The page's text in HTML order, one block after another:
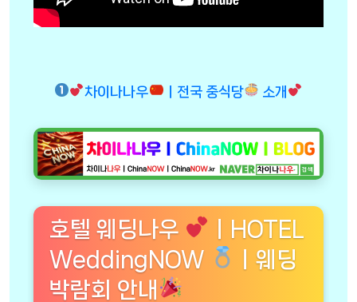
차이나나우 ㅣ전국 중식당 소개
호텔 웨딩나우
ㅣHOTEL
WeddingNOW
ㅣ웨딩
박람회 안내